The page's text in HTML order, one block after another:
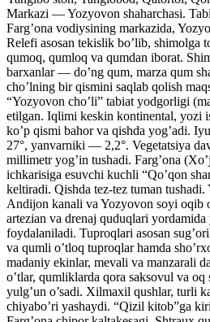
Markazi — Yozyovon shaharchasi.
Farg’ona vodiysining markazida,
Relefi asosan tekislik bo’lib, shimolga
qumoq, qumloq va qumdan iborat.
barxanlar — do’ng qum, marza qum
cho’lning bir qismini saqlab qolish
“Yozyovon cho’li” tabiat yodgorligi
etilgan. Iqlimi keskin kontinental, yozi
ko’p qismi bahor va qishda yog’adi.
27°, yanvarniki — 2,2°. Vegetatsiya
millimetr yog’in tushadi. Farg’ona
ichkarisiga esuvchi kuchli “Qo’qon
keltiradi. Qishda tez-tez tuman
Andijon kanali va Yozyovon soyi oqib
artezian va drenaj quduqlari yordamida
foydalaniladi. Tuproqlari asosan
va qumli o’tloq tuproqlar hamda
madaniy ekinlar, mevali va manzarali
o’tlar, qumliklarda qora saksovul va
yulg’un o’sadi. Xilmaxil qushlar, turli
chiyabo’ri yashaydi. “Qizil kitob”ga